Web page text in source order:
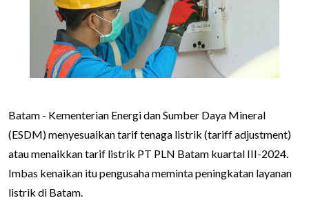
Batam - Kementerian Energi dan Sumber Daya Mineral
(ESDM) menyesuaikan tarif tenaga listrik (tariff adjustment)
atau menaikkan tarif listrik PT PLN Batam kuartal III-2024.
Imbas kenaikan itu pengusaha meminta peningkatan layanan
listrik di Batam.